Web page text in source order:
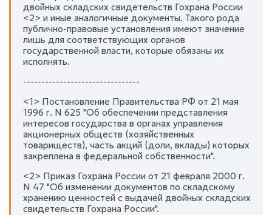
двойных складских свидетельств Гохрана России
<2> и иные аналогичные документы. Такого рода
публично-правовые установления имеют значение
лишь для соответствующих органов
государственной власти, которые обязаны их
исполнять.
--------------------------------
<1> Постановление Правительства РФ от 21 мая
1996 г. N 625 "Об обеспечении представления
интересов государства в органах управления
акционерных обществ (хозяйственных
товариществ), часть акций (доли, вклады) которых
закреплена в федеральной собственности".
<2> Приказ Гохрана России от 21 февраля 2000 г.
N 47 "Об изменении документов по складскому
хранению ценностей с выдачей двойных складских
свидетельств Гохрана России".